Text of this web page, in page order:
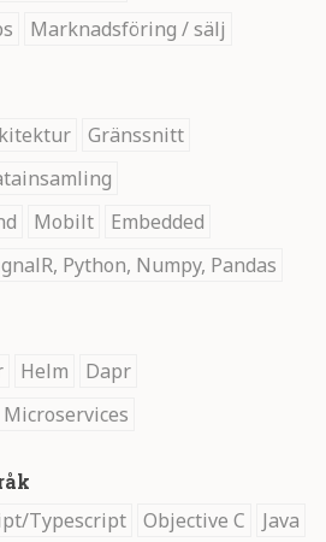
Marknadsföring / sälj
Gränssnitt
Mobilt
Embedded
Python, Numpy, Pandas
Helm
Dapr
Microservices
Typescript Objective C
Java